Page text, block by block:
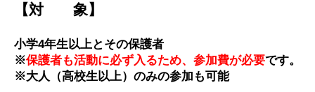
【対 象】
小学4年生以上とその保護者
※保護者も活動に必ず入るため、参加費が必要です。
※大人（高校生以上）のみの参加も可能